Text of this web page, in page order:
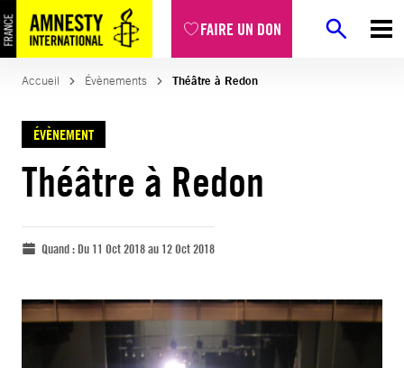
FAIRE UN DON
Accueil Évènements Théâtre à Redon
ÉVÈNEMENT
Théâtre à Redon
Quand :Du 11 Oct 2018 au 12 Oct 2018